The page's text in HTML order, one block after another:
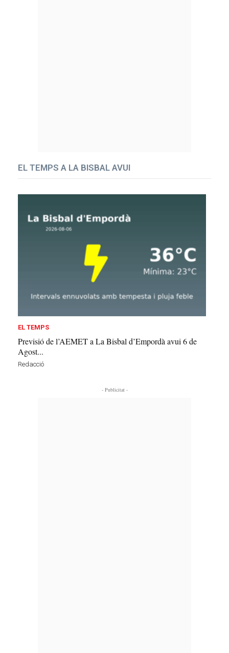
EL TEMPS A LA BISBAL AVUI
EL TEMPS
Previsió de l’AEMET a La Bisbal d’Empordà avui 6 de
Agost...
Redacció
- Publicitat -